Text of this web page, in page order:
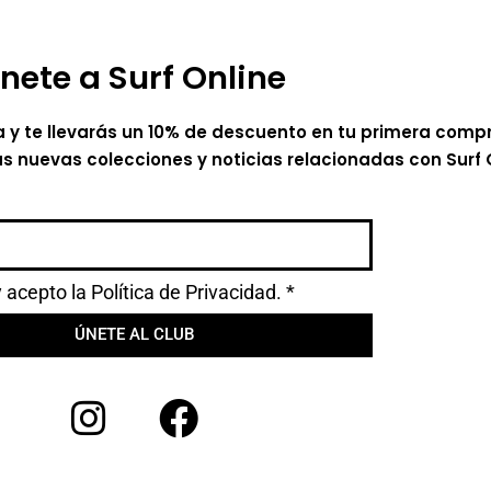
a Surf Online
te llevarás un 10% de descuento en tu primera
nuevas colecciones y noticias relacionadas con Surf
acepto la Política de Privacidad. *
ÚNETE AL CLUB